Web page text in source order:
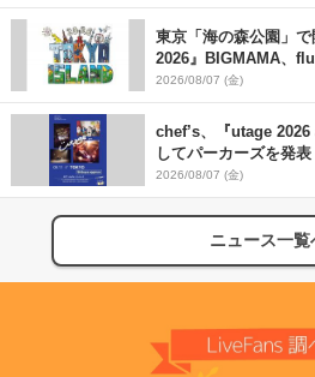
を
東京「海の森公園」
2026』BIGMAMA、
発表 ワークショップ
2026/08/07 (金)
chef’s、『utage
してパーカーズを発表
2026/08/07 (金)
ニュース一覧